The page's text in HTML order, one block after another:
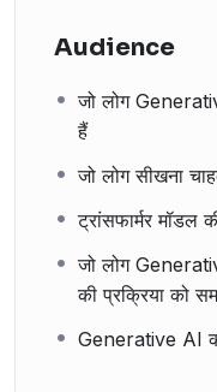
Audience
जो लोग
हैं
जो लोग सीखना
ट्रांसफार्मर मॉडल
जो लोग
की प्रक्रिया को
Generative AI